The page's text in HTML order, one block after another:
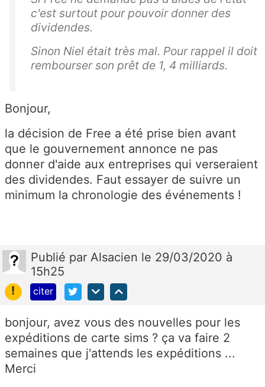
c'est surtout pour pouvoir donner des
dividendes.
Sinon Niel était très mal. Pour rappel il doit
rembourser son prêt de 1, 4 milliards.
Bonjour,
la décision de Free a été prise bien avant
que le gouvernement annonce ne pas
donner d'aide aux entreprises qui verseraient
des dividendes. Faut essayer de suivre un
minimum la chronologie des événements !
Publié par Alsacien le 29/03/2020 à
15h25
!
citer
bonjour, avez vous des nouvelles pour les
expéditions de carte sims ? ça va faire 2
semaines que j'attends les expéditions ...
Merci